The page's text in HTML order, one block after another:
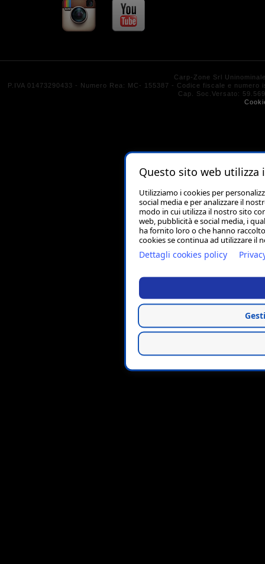
Carp-Zone Srl
P.IVA 01473290433 - Numero Rea: MC- 155387 - Codice fiscale e
Cap. Soc.Versato:
Questo sito web utilizza
Utilizziamo i cookies per
social media e per analizzare il
modo in cui utilizza il nostro sito
web, pubblicità e social media, i
ha fornito loro o che hanno
cookies se continua ad utilizzare il
Dettagli cookies policy